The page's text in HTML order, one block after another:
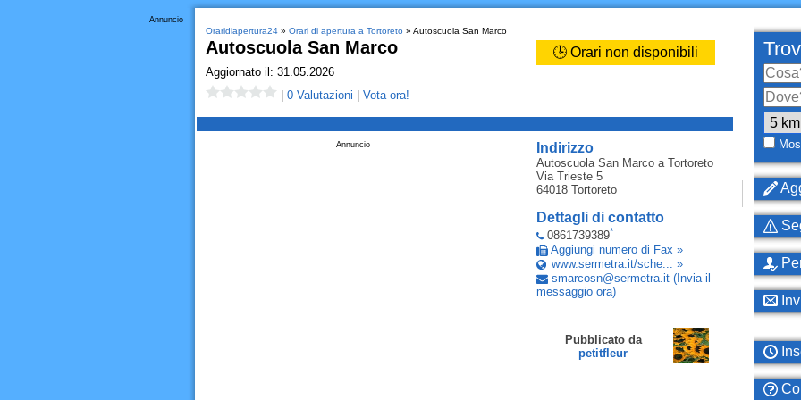
Annuncio
Oraridiapertura24» Orari di apertura a Tortoreto» Autoscuola San Marco
Autoscuola San Marco 🕒 Orari non disponibili
Aggiornato il: 31.05.2026
0 Valutazioni Vota ora!
Indirizzo
Autoscuola San Marcoa Tortoreto
Via Trieste 5
64018 Tortoreto
Dettagli di contatto
0861739389*
Aggiungi numero di Fax »
www.sermetra.it/sche... »
smarcosn@sermetra.it (Invia il
messaggio ora)
Pubblicato da
petitfleur
Annuncio